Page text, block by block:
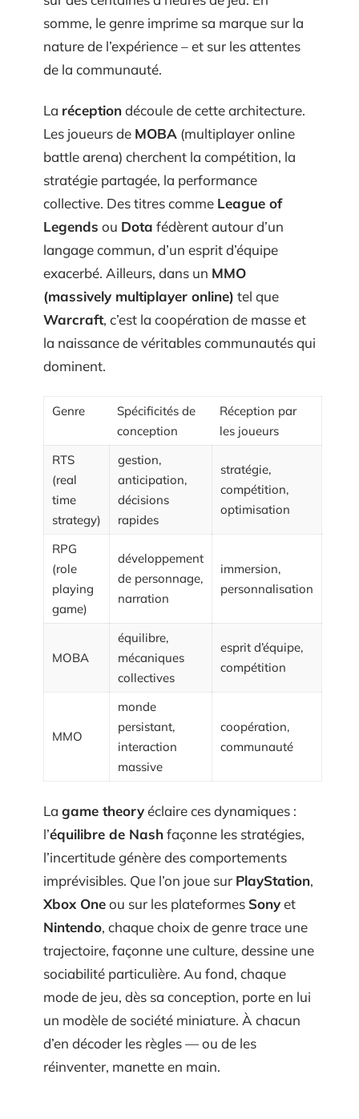
somme, le genre imprime sa marque sur la
nature de l’expérience – et sur les attentes
de la communauté.
La réceptiondécoule de cette architecture.
Les joueurs de MOBA (multiplayer online
battle arena) cherchent la compétition, la
stratégie partagée, la performance
collective. Des titres comme League of
Legends ou Dota fédèrent autour d’un
langage commun, d’un esprit d’équipe
exacerbé. Ailleurs, dans un MMO
(massively multiplayer online) tel que
Warcraft, c’est la coopération de masse et
la naissance de véritables communautés qui
dominent.
Genre
Spécificités de
conception
Réception par
les joueurs
RTS
(real
time
strategy)
gestion,
anticipation,
décisions
rapides
stratégie,
compétition,
optimisation
RPG
(role
playing
game)
développement
de personnage,
narration
immersion,
personnalisation
MOBA
équilibre,
mécaniques
collectives
esprit d’équipe,
compétition
MMO
monde
persistant,
interaction
massive
coopération,
communauté
La game theoryéclaire ces dynamiques :
l’équilibre de Nashfaçonne les stratégies,
l’incertitude génère des comportements
imprévisibles. Que l’on joue sur PlayStation,
Xbox Oneou sur les plateformes Sonyet
Nintendo, chaque choix de genre trace une
trajectoire, façonne une culture, dessine une
sociabilité particulière. Au fond, chaque
mode de jeu, dès sa conception, porte en lui
un modèle de société miniature. À chacun
d’en décoder les règles — ou de les
réinventer, manette en main.